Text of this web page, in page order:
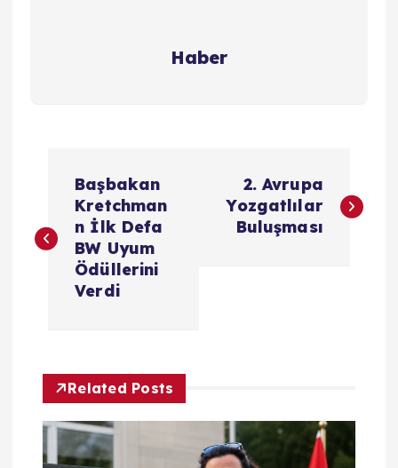
Haber
z
e
z
Başbakan
Kretchman
n İlk Defa
BW Uyum
Ödüllerini
Verdi
2. Avrupa
Yozgatlılar
Buluşması
Related Posts